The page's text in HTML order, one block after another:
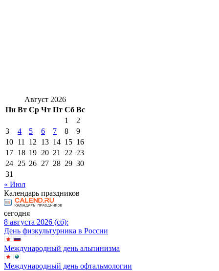
Август 2026
Пн Вт Ср Чт Пт Сб Вс
1
2
3
4 5 6 7 8
9
10 11 12 13 14 15 16
17 18 19 20 21 22 23
24 25 26 27 28 29 30
31
« Июл
Календарь праздников
сегодня
8 августа 2026 (сб):
День физкультурника в России
Международный день альпинизма
Международный день офтальмологии